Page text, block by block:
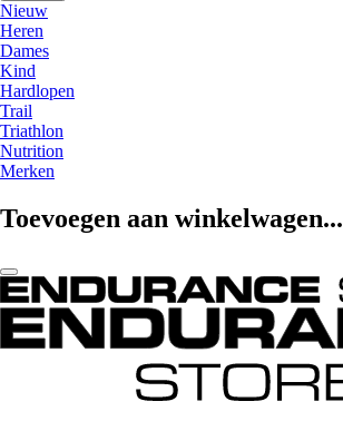
Nieuw
Heren
Dames
Kind
Hardlopen
Trail
Triathlon
Nutrition
Merken
Toevoegen aan winkelwagen...